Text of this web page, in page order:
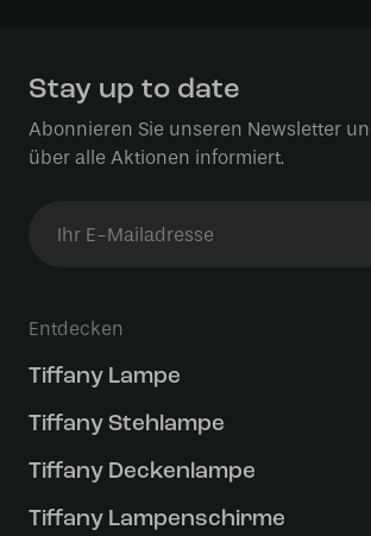
Stay up to date
Abonnieren Sie unseren Newsletter
über alle Aktionen informiert.
Entdecken
Tiffany Lampe
Tiffany Stehlampe
Tiffany Deckenlampe
Tiffany Lampenschirme